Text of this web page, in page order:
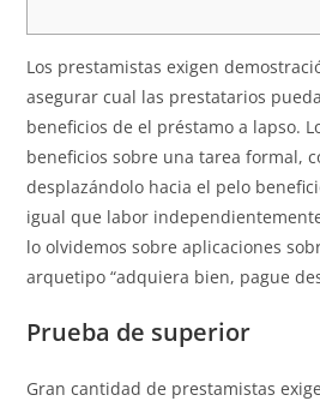
Los prestamistas exigen
asegurar cual las prestatarios
beneficios de el préstamo a lapso.
beneficios sobre una tarea formal,
desplazándolo hacia el pelo
igual que labor
lo olvidemos sobre aplicaciones
arquetipo “adquiera bien, pague
Prueba de superior
Gran cantidad de prestamistas